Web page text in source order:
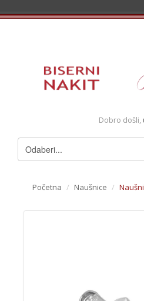
Registracija
Pregledani artikli
Dobro došli,
Početna / Naušnice /